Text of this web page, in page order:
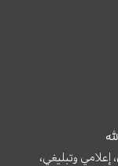
إعلامي وتبليغي،